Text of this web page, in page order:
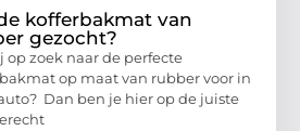
kofferbakmat van
gezocht?
op zoek naar de perfecte
op maat van rubber voor in
Dan ben je hier op de juiste